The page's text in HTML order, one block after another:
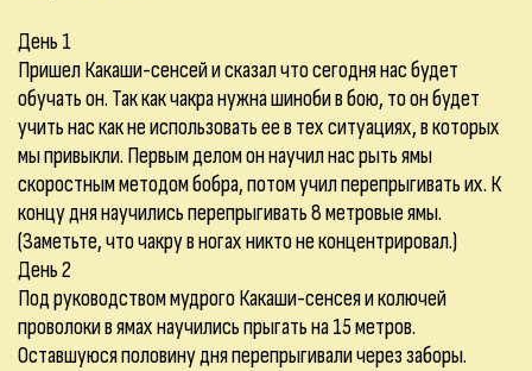
День 1
Пришел Какаши-сенсей и сказал что сегодня нас будет
обучать он. Так как чакра нужна шиноби в бою, то он будет
учить нас как не использовать ее в тех ситуациях, в которых
мы привыкли. Первым делом он научил нас рыть ямы
скоростным методом бобра, потом учил перепрыгивать их. К
концу дня научились перепрыгивать 8 метровые ямы.
(Заметьте, что чакру в ногах никто не концентрировал.)
День 2
Под руководством мудрого Какаши-сенсея и колючей
проволоки в ямах научились прыгать на 15 метров.
Оставшуюся половину дня перепрыгивали через заборы.